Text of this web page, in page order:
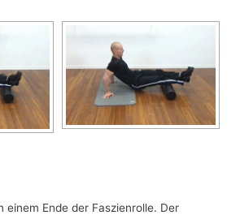
einem Ende der Faszienrolle. Der